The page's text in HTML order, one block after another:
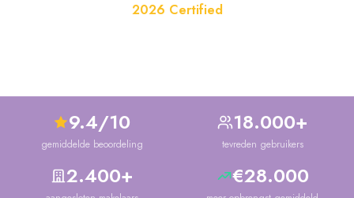
2026 Certified
9.4/10
gemiddelde beoordeling
18.000+
tevreden gebruikers
2.400+ €28.000